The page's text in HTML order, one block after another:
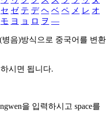
セ ゼ テ デ ヘ ベ ペ メ レ オ
モ ヨ ョ ロ ヲ ―
병음)방식으로 중국어를 변환
시면 됩니다.
을 입력하시고 space를